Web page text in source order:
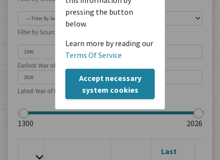
pressing the button
below.
Learn more by reading our
Terms Of Service
Accept necessary
system cookies
Filter by Source Type
Earliest Year of Publication
Latest Year of Publication
Last